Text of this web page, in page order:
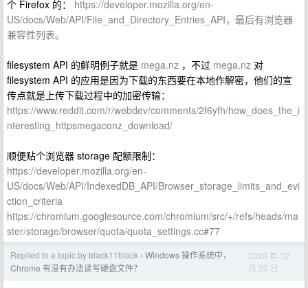
个 Firefox 的： https://developer.mozilla.org/en-
US/docs/Web/API/File_and_Directory_Entries_API，最后有浏览器
兼容性列表。
filesystem API 的鲜明例子就是 mega.nz ，不过 mega.nz 对
filesystem API 的应用是因为下载的东西要在本地作解密，他们的宣
传点就是上传下载过程中的加密传输：
https://www.reddit.com/r/webdev/comments/2f6yfh/how_does_the_i
nteresting_httpsmegaconz_download/
顺便贴个浏览器 storage 配额限制：
https://developer.mozilla.org/en-
US/docs/Web/API/IndexedDB_API/Browser_storage_limits_and_evi
ction_criteria
https://chromium.googlesource.com/chromium/src/+/refs/heads/ma
ster/storage/browser/quota/quota_settings.cc#77
Replied to a topic by black11black › Windows 操作系统中，
Chrome 有没有办法读写硬盘文件？
2020 年 12
月 20 日